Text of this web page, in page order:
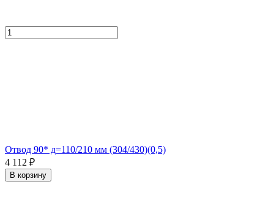
Отвод 90* д=110/210 мм (304/430)(0,5)
4 112 ₽
В корзину